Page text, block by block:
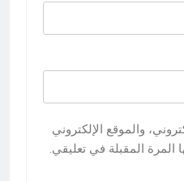
والموقع الإلكتروني
المقبلة في تعليقي.